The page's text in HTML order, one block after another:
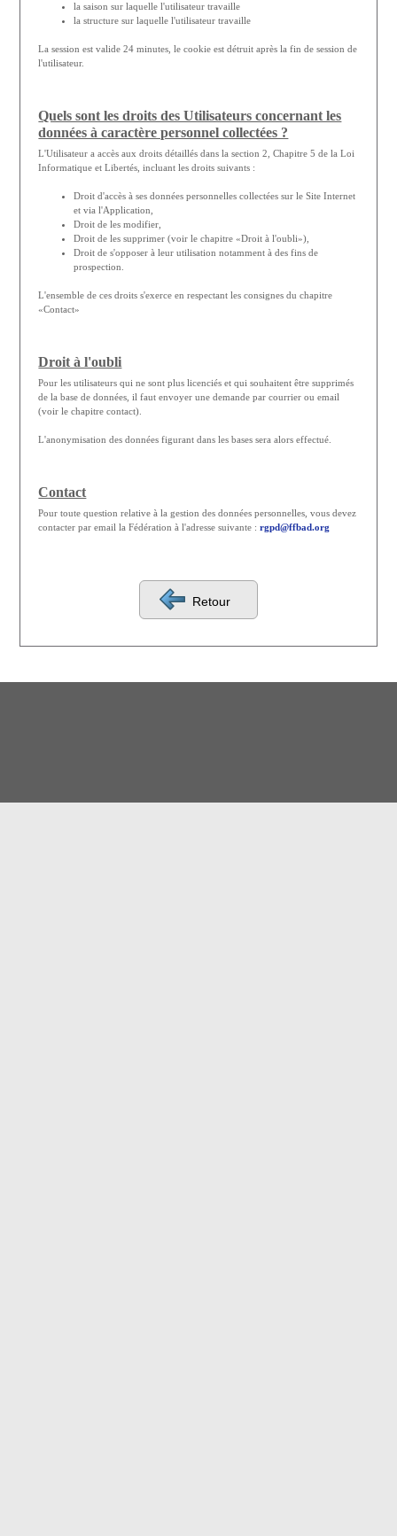
la saison sur laquelle l'utilisateur travaille
la structure sur laquelle l'utilisateur travaille
La session est valide 24 minutes, le cookie est détruit après la fin de session de
l'utilisateur.
Quels sont les droits des Utilisateurs concernant les
données à caractère personnel collectées ?
L'Utilisateur a accès aux droits détaillés dans la section 2, Chapitre 5 de la Loi
Informatique et Libertés, incluant les droits suivants :
Droit d'accès à ses données personnelles collectées sur le Site Internet
et via l'Application,
Droit de les modifier,
Droit de les supprimer (voir le chapitre «Droit à l'oubli»),
Droit de s'opposer à leur utilisation notamment à des fins de
prospection.
L'ensemble de ces droits s'exerce en respectant les consignes du chapitre
«Contact»
Droit à l'oubli
Pour les utilisateurs qui ne sont plus licenciés et qui souhaitent être supprimés
de la base de données, il faut envoyer une demande par courrier ou email
(voir le chapitre contact).
L'anonymisation des données figurant dans les bases sera alors effectué.
Contact
Pour toute question relative à la gestion des données personnelles, vous devez
contacter par email la Fédération à l'adresse suivante :rgpd@ffbad.org
Retour